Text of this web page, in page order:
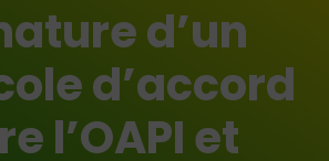
d’un
d’accord
l’OAPI et